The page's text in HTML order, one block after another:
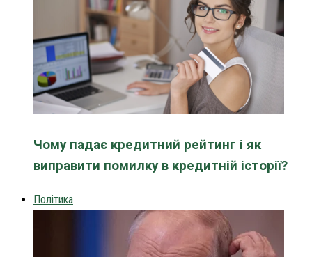
Чому падає кредитний рейтинг і як
виправити помилку в кредитній історії?
Політика